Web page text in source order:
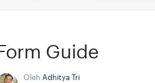
Guide
Oleh Adhitya Tri